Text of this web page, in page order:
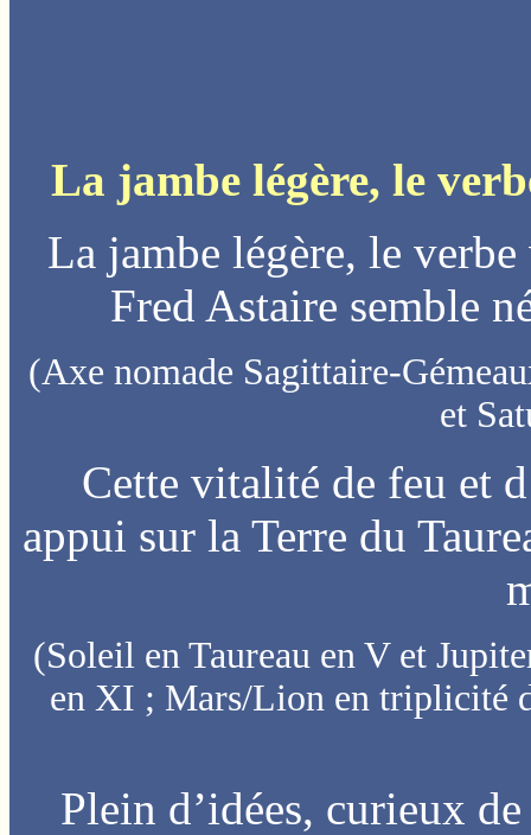
La jambe légère, le
La jambe légère, le
Fred Astaire semble
(Axe nomade Sagittaire-
et
Cette vitalité de feu et
appui sur la Terre du
(Soleil en Taureau en V et
en XI ; Mars/Lion en triplicité
Plein d’idées, curieux